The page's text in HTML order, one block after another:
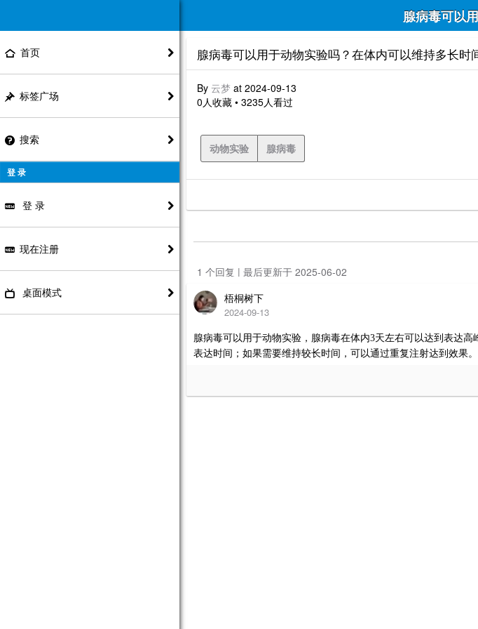
腺病毒可以
腺病毒可以用于动物实验吗？在体内可以维持多长时
By 云梦 at 2024-09-13
0人收藏 • 3235人看过
动物实验 腺病毒
1 个回复 | 最后更新于 2025-06-02
梧桐树下
2024-09-13
腺病毒可以用于动物实验，腺病毒在体内3天左右可以达到表达高
表达时间；如果需要维持较长时间，可以通过重复注射达到效果。
首页
标签广场
搜索
登 录
登 录
现在注册
桌面模式